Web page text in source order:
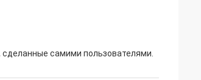
самими пользователями.